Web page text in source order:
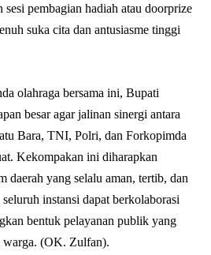
pembagian hadiah atau doorprize
suka cita dan antusiasme tinggi
olahraga bersama ini, Bupati
besar agar jalinan sinergi antara
Bara, TNI, Polri, dan Forkopimda
Kekompakan ini diharapkan
daerah yang selalu aman, tertib, dan
instansi dapat berkolaborasi
bentuk pelayanan publik yang
warga. (OK. Zulfan).